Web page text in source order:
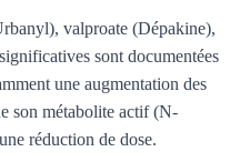
valproate (Dépakine),
sont documentées
une augmentation des
son métabolite actif (N-
réduction de dose.